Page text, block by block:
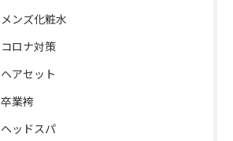
メンズ化粧水
コロナ対策
ヘアセット
卒業袴
ヘッドスパ